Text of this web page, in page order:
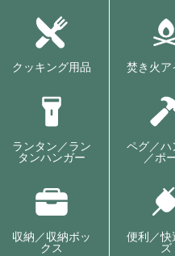
クッキング用品 焚き火ア
ランタン／ラン
タンハンガー
ペグ／ハ
／ポ
収納／収納ボッ
クス
便利／快
ズ